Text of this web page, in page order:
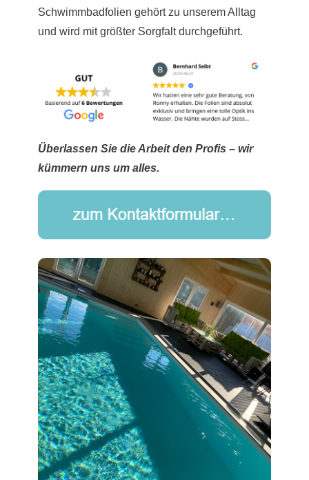
Schwimmbadfolien gehört zu unserem Alltag
und wird mit größter Sorgfalt durchgeführt.
Überlassen Sie die Arbeit den Profis – wir
kümmern uns um alles.